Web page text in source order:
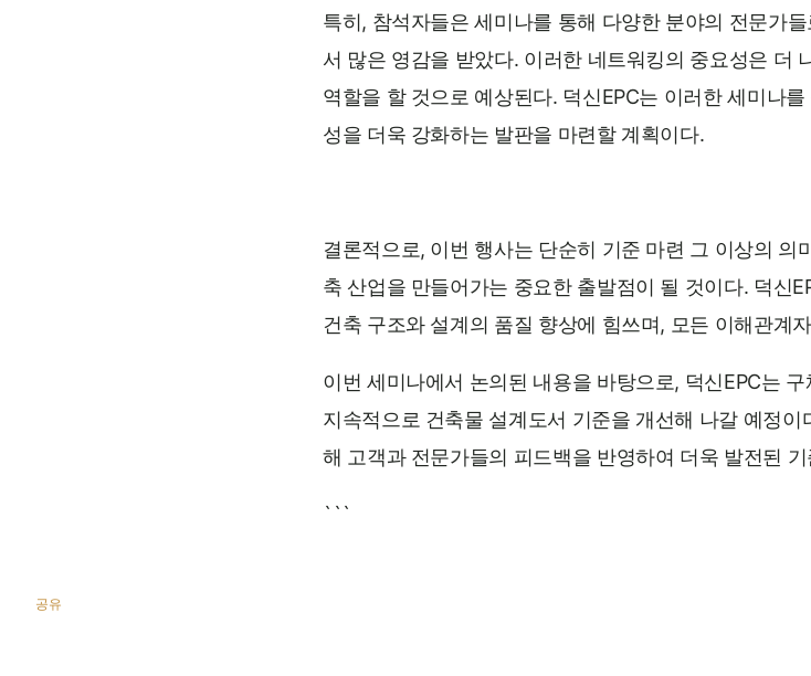
특히, 참석자들은 세미나를 통해 다양한 분야의 전문가
서 많은 영감을 받았다. 이러한 네트워킹의 중요성은 더
역할을 할 것으로 예상된다. 덕신EPC는 이러한 세미나
성을 더욱 강화하는 발판을 마련할 계획이다.
결론적으로, 이번 행사는 단순히 기준 마련 그 이상의 의
축 산업을 만들어가는 중요한 출발점이 될 것이다. 덕신
건축 구조와 설계의 품질 향상에 힘쓰며, 모든 이해관계
이번 세미나에서 논의된 내용을 바탕으로, 덕신EPC는
지속적으로 건축물 설계도서 기준을 개선해 나갈 예정
해 고객과 전문가들의 피드백을 반영하여 더욱 발전된
```
공유